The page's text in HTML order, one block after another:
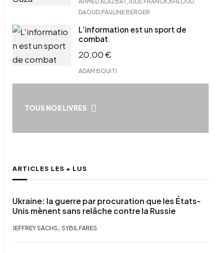
DAOUD PAULINE BERGER
L’information est un sport de
combat
20,00€
ADAM BOUITI
TOUS NOS LIVRES
ARTICLES LES + LUS
Ukraine: la guerre par procuration que les États-
Unis mènent sans relâche contre la Russie
JEFFREY SACHS , SYBIL FARES